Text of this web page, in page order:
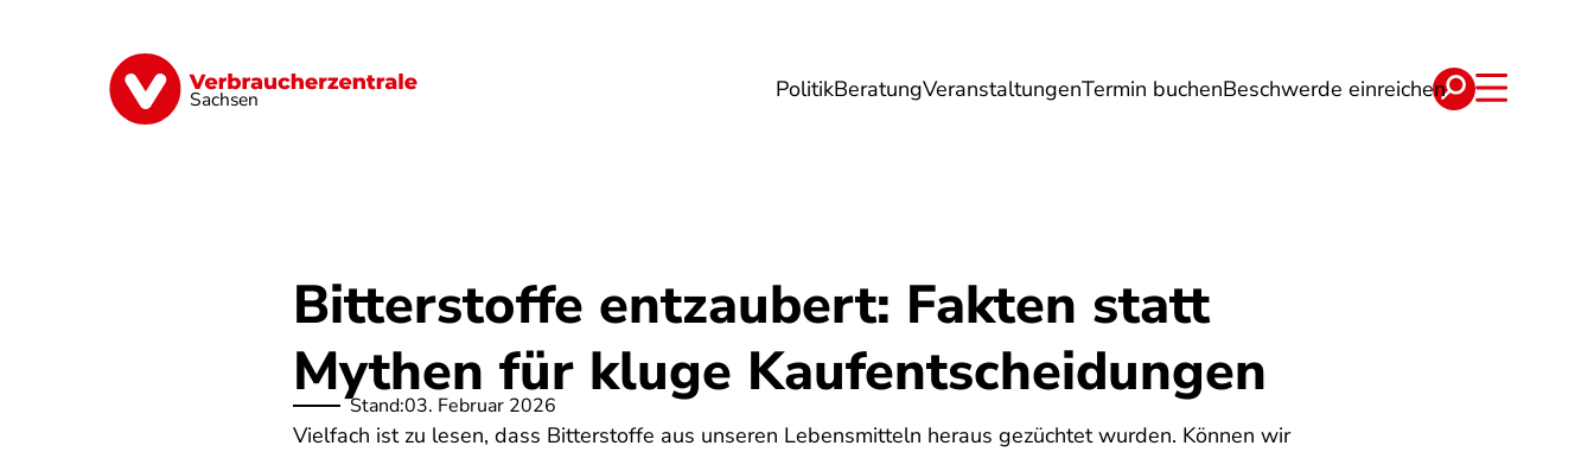
Sachsen PolitikBeratungVeranstaltungenTermin buchenBeschwerde einreichen
Vorsorge Verträge Geld & Versicherungen Digitales Energie & Wohnen Lebensmittel & Ernährung
Bitterstoffe entzaubert: Fakten statt
Mythen für kluge Kaufentscheidungen
Stand:03. Februar 2026
Vielfach ist zu lesen, dass Bitterstoffe aus unseren Lebensmitteln heraus gezüchtet wurden. Können wir